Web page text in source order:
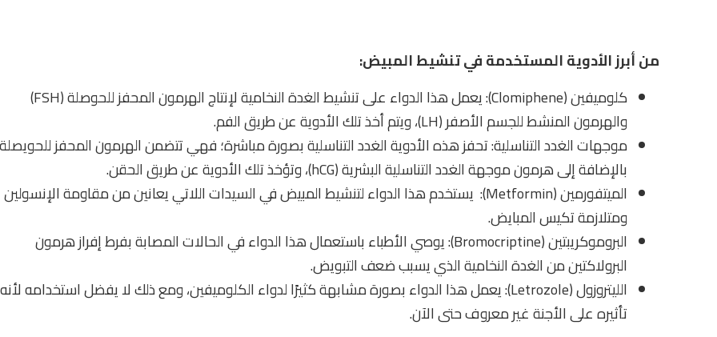
من أبرز الأدوية المستخدمة في تنشيط المبيض:
كلوميفين (Clomiphene): يعمل هذا الدواء على تنشيط الغدة النخامية لإنتاج الهرمون المحفز للحوصلة (FSH)
والهرمون المنشط للجسم الأصفر (LH)، ويتم أخذ تلك الأدوية عن طريق الفم.
موجهات الغدد التناسلية: تحفز هذه الأدوية الغدد التناسلية بصورة مباشرة؛ فهي تتضمن الهرمون المحفز
بالإضافة إلى هرمون موجهة الغدد التناسلية البشرية (hCG)، وتؤخذ تلك الأدوية عن طريق الحقن.
الميتفورمين (Metformin): يستخدم هذا الدواء لتنشيط المبيض في السيدات اللاتي يعانين من مقاومة الإنسولين
ومتلازمة تكيس المبايض.
البروموكريبتين (Bromocriptine): يوصي الأطباء باستعمال هذا الدواء في الحالات المصابة بفرط إفراز هرمون
البرولاكتين من الغدة النخامية الذي يسبب ضعف التبويض.
الليتروزول (Letrozole): يعمل هذا الدواء بصورة مشابهة كثيرًا لدواء الكلوميفين، ومع ذلك لا يفضل استخدامه لأنه
تأثيره على الأجنة غير معروف حتى الآن.